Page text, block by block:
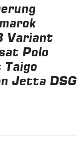
Variant
Polo
Taigo
Jetta DSG